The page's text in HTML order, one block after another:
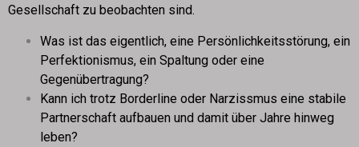
Gesellschaft zu beobachten sind.
Was ist das eigentlich, eine Persönlichkeitsstörung, ein
Perfektionismus, ein Spaltung oder eine
Gegenübertragung?
Kann ich trotz Borderline oder Narzissmus eine stabile
Partnerschaft aufbauen und damit über Jahre hinweg
leben?